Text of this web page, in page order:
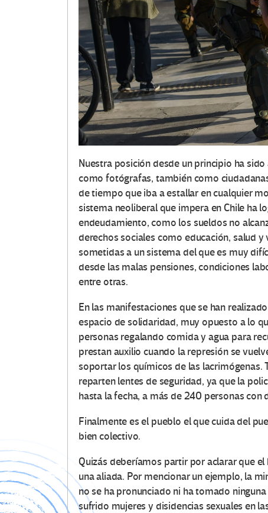
Nuestra posición desde un principio ha
como fotógrafas, también como
de tiempo que iba a estallar en cualquier
sistema neoliberal que impera en Chile ha
endeudamiento, como los sueldos no
derechos sociales como educación, salud
sometidas a un sistema del que es muy
desde las malas pensiones, condiciones
entre otras.
En las manifestaciones que se han
espacio de solidaridad, muy opuesto a lo
personas regalando comida y agua para
prestan auxilio cuando la represión se
soportar los químicos de las lacrimógenas.
reparten lentes de seguridad, ya que la
hasta la fecha, a más de 240 personas con
Finalmente es el pueblo el que cuida del
bien colectivo.
Quizás deberíamos partir por aclarar que
una aliada. Por mencionar un ejemplo, la
no se ha pronunciado ni ha tomado
sufrido mujeres y disidencias sexuales en